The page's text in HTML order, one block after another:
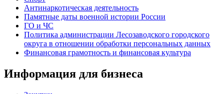
Антинаркотическая деятельность
Памятные даты военной истории России
ГО и ЧС
Политика администрации Лесозаводского городского
округа в отношении обработки персональных данных
Финансовая грамотность и финансовая культура
Информация для бизнеса